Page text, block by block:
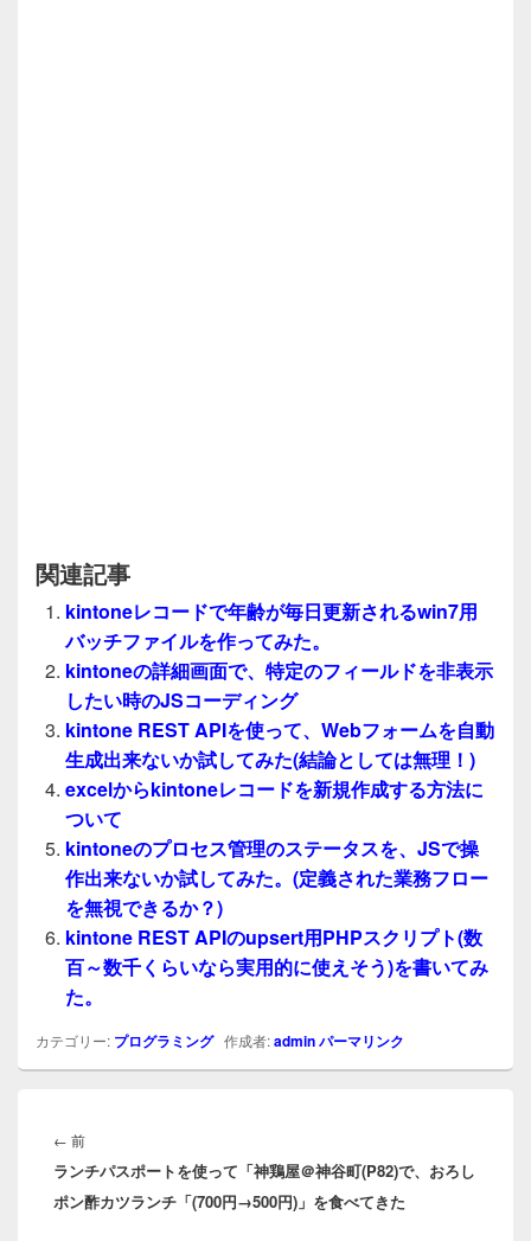
関連記事
kintoneレコードで年齢が毎日更新されるwin7用
バッチファイルを作ってみた。
kintoneの詳細画面で、特定のフィールドを非表示
したい時のJSコーディング
kintone REST APIを使って、Webフォームを自動
生成出来ないか試してみた(結論としては無理！)
excelからkintoneレコードを新規作成する方法に
ついて
kintoneのプロセス管理のステータスを、JSで操
作出来ないか試してみた。(定義された業務フロー
を無視できるか？)
kintone REST APIのupsert用PHPスクリプト(数
百～数千くらいなら実用的に使えそう)を書いてみ
た。
カテゴリー: プログラミング作成者:adminパーマリンク
稿
ナ
ビ
ゲ
← 前前
の
投
ランチパスポートを使って「神鶏屋＠神谷町(P82)で、おろし
ポン酢カツランチ「(700円→500円)」を食べてきた